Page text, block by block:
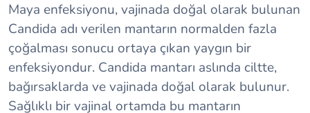
Maya enfeksiyonu, vajinada doğal olarak bulunan
Candida adı verilen mantarın normalden fazla
çoğalması sonucu ortaya çıkan yaygın bir
enfeksiyondur. Candida mantarı aslında ciltte,
bağırsaklarda ve vajinada doğal olarak bulunur.
Sağlıklı bir vajinal ortamda bu mantarın